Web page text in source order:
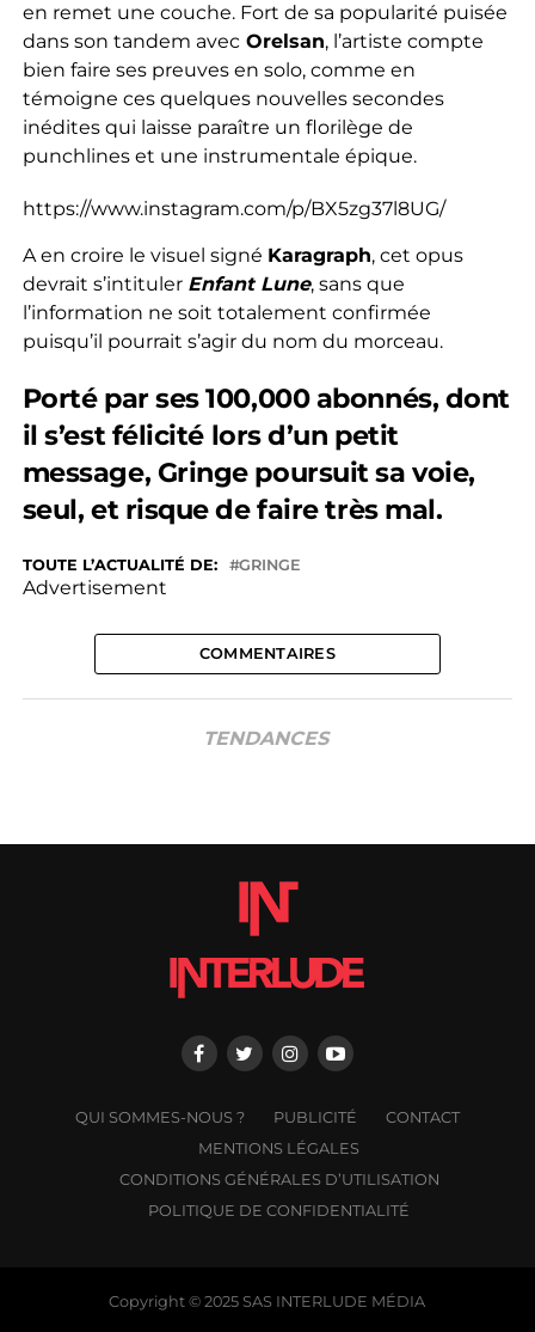
en remet une couche. Fort de sa popularité puisée
dans son tandem avecOrelsan, l’artiste compte
bien faire ses preuves en solo, comme en
témoigne ces quelques nouvelles secondes
inédites qui laisse paraître un florilège de
punchlines et une instrumentale épique.
https://www.instagram.com/p/BX5zg37l8UG/
A en croire le visuel signé Karagraph, cet opus
devrait s’intituler Enfant Lune, sans que
l’information ne soit totalement confirmée
puisqu’il pourrait s’agir du nom du morceau.
Porté par ses 100,000 abonnés, dont
il s’est félicité lors d’un petit
message, Gringe poursuit sa voie,
seul, et risque de faire très mal.
TOUTE L’ACTUALITÉ DE: GRINGE
Advertisement
COMMENTAIRES
TENDANCES
QUI SOMMES-NOUS ? PUBLICITÉ
CONTACT
MENTIONS LÉGALES
CONDITIONS GÉNÉRALES D’UTILISATION
POLITIQUE DE CONFIDENTIALITÉ
Copyright © 2025 SAS INTERLUDE MÉDIA